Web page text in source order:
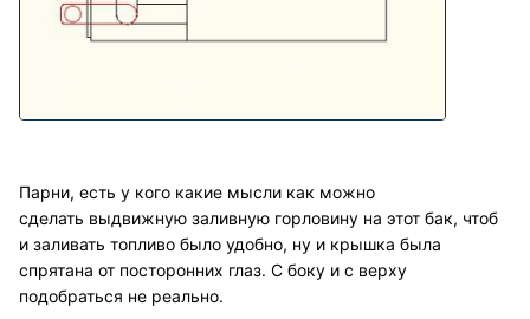
Парни, есть у кого какие мысли как можно
сделать выдвижную заливную горловину на этот бак, чтоб
и заливать топливо было удобно, ну и крышка была
спрятана от посторонних глаз. С боку и с верху
подобраться не реально.